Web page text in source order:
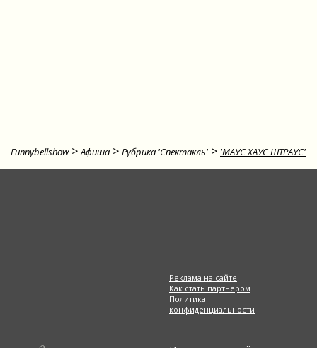
Funnybellshow >Афиша > Рубрика 'Спектакль' > 'МАУС ХАУС ШТРАУС'
Реклама на сайте
Как стать партнером
Политика
конфиденциальности